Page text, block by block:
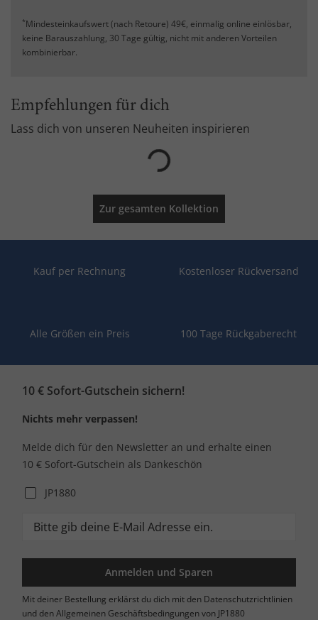
*Mindesteinkaufswert (nach Retoure) 49€, einmalig online einlösbar,
keine Barauszahlung, 30 Tage gültig, nicht mit anderen Vorteilen
kombinierbar.
Empfehlungen für dich
Lass dich von unseren Neuheiten inspirieren
Zur gesamten Kollektion
Kauf per Rechnung Kostenloser Rückversand
Alle Größen ein Preis 100 Tage Rückgaberecht
10 € Sofort-Gutschein sichern!
Nichts mehr verpassen!
Melde dich für den Newsletter an und erhalte einen
10 € Sofort-Gutschein als Dankeschön
JP1880
Anmelden und Sparen
Mit deiner Bestellung erklärst du dich mit den Datenschutzrichtlinien
und den Allgemeinen Geschäftsbedingungen von JP1880